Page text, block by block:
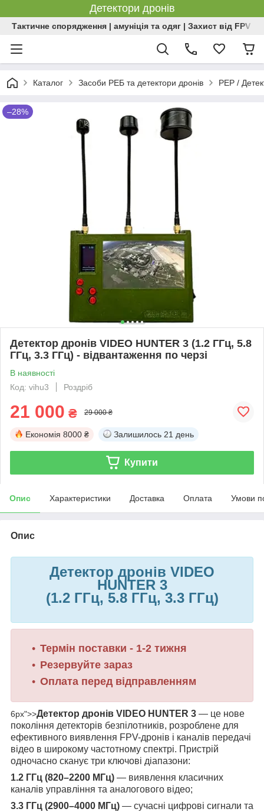
Детектори дронів
Тактичне спорядження | амуніція та одяг | Захист від FPV |
Каталог Засоби РЕБ та детектори дронів РЕР /
–28%
Детектор дронів VIDEO HUNTER 3 (1.2 ГГц, 5.8
ГГц, 3.3 ГГц) - відвантаження по черзі
В наявності
Код: vihu3
Роздріб
21 000 ₴ 29 000 ₴
Економія 8000 ₴ Залишилось 21 день
Купити
Опис Характеристики Доставка Оплата Умови
Опис
Детектор дронів VIDEO
HUNTER 3
(1.2 ГГц, 5.8 ГГц, 3.3 ГГц)
Термін поставки - 1-2 тижня
Резервуйте зараз
Оплата перед відправленням
6px">>Детектор дронів VIDEO HUNTER 3 — це нове
покоління детекторів безпілотників, розроблене для
ефективного виявлення FPV-дронів і каналів передачі
відео в широкому частотному спектрі. Пристрій
одночасно сканує три ключові діапазони:
1.2 ГГц (820–2200 МГц) — виявлення класичних
каналів управління та аналогового відео;
3.3 ГГц (2900–4000 МГц) — сучасні цифрові сигнали та